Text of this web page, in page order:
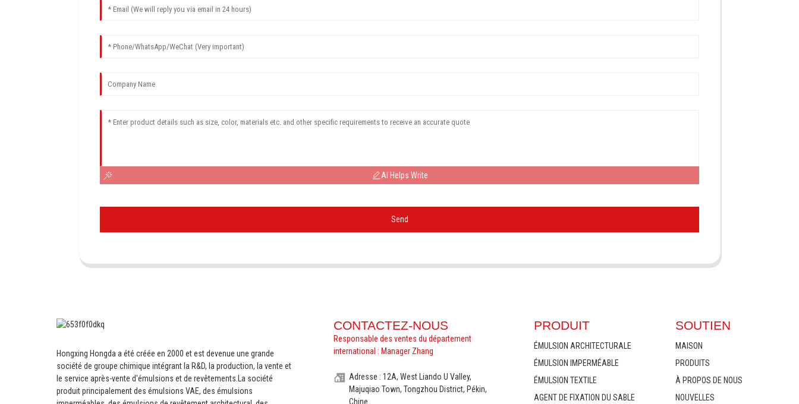
AI Helps Write
Send
Hongxing Hongda a été créée en 2000 et est devenue une grande
société de groupe chimique intégrant la R&D, la production, la vente et
le service après-vente d'émulsions et de revêtements.
La société
produit principalement des émulsions VAE, des émulsions
CONTACTEZ-NOUS
Responsable des ventes du département
international : Manager Zhang
Adresse : 12A, West Liando U Valley,
Majuqiao Town, Tongzhou District, Pékin,
Chine.
PRODUIT
ÉMULSION ARCHITECTURALE
ÉMULSION IMPERMÉABLE
ÉMULSION TEXTILE
AGENT DE FIXATION DU SABLE
SOUTIEN
MAISON
PRODUITS
À PROPOS DE NOUS
NOUVELLES